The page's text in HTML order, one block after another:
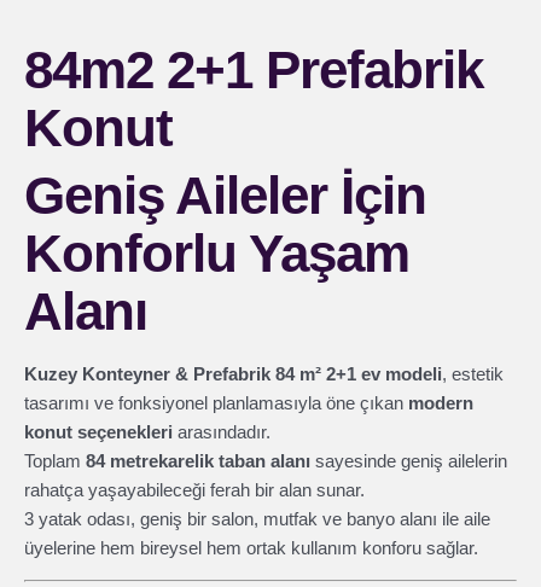
84m2 2+1 Prefabrik
Konut
Geniş Aileler İçin
Konforlu Yaşam
Alanı
Kuzey Konteyner & Prefabrik 84 m² 2+1 ev modeli, estetik
tasarımı ve fonksiyonel planlamasıyla öne çıkan modern
konut seçenekleri arasındadır.
Toplam 84 metrekarelik taban alanı sayesinde geniş ailelerin
rahatça yaşayabileceği ferah bir alan sunar.
3 yatak odası, geniş bir salon, mutfak ve banyo alanı ile aile
üyelerine hem bireysel hem ortak kullanım konforu sağlar.